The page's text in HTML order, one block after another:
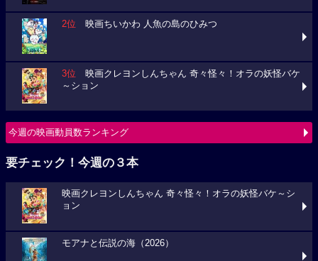
2位 映画ちいかわ 人魚の島のひみつ
3位 映画クレヨンしんちゃん 奇々怪々！オラの妖怪バケ
～ション
今週の映画動員数ランキング
要チェック！今週の３本
映画クレヨンしんちゃん 奇々怪々！オラの妖怪バケ～シ
ョン
モアナと伝説の海（2026）